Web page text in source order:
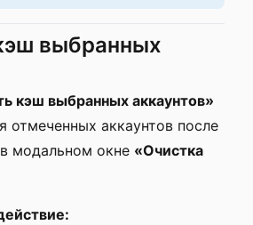
выбранных
кэш выбранных аккаунтов»
отмеченных аккаунтов после
модальном окне «Очистка